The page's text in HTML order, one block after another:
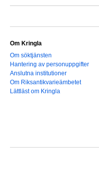
Om Kringla
Om söktjänsten
Hantering av personuppgifter
Anslutna institutioner
Om Riksantikvarieämbetet
Lättläst om Kringla